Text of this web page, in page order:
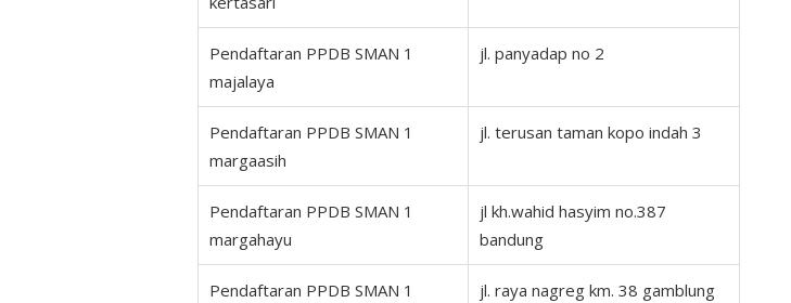
Pendaftaran PPDB SMAN 1
majalaya
jl. panyadap no 2
Pendaftaran PPDB SMAN 1
margaasih
jl. terusan taman kopo indah 3
Pendaftaran PPDB SMAN 1
margahayu
jl kh.wahid hasyim no.387
bandung
Pendaftaran PPDB SMAN 1 jl. raya nagreg km. 38 gamblung